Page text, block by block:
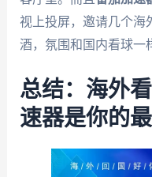
视上投屏，邀请几个海
酒，氛围和国内看球一
总结：海外
速器是你的